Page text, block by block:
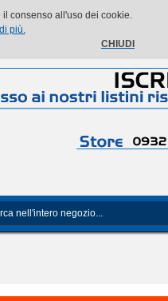
Il mio carrello Vai alla Cassa
consenso all'uso dei cookie.
più.
CHIUDI